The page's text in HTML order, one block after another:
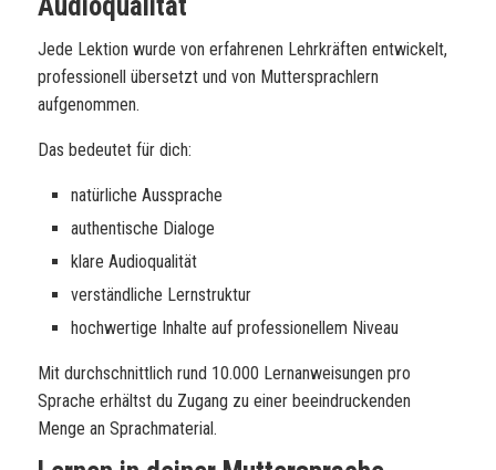
Jede Lektion wurde von erfahrenen Lehrkräften entwickelt,
professionell übersetzt und von Muttersprachlern
aufgenommen.
Das bedeutet für dich:
natürliche Aussprache
authentische Dialoge
klare Audioqualität
verständliche Lernstruktur
hochwertige Inhalte auf professionellem Niveau
Mit durchschnittlich rund 10.000 Lernanweisungen pro
Sprache erhältst du Zugang zu einer beeindruckenden
Menge an Sprachmaterial.